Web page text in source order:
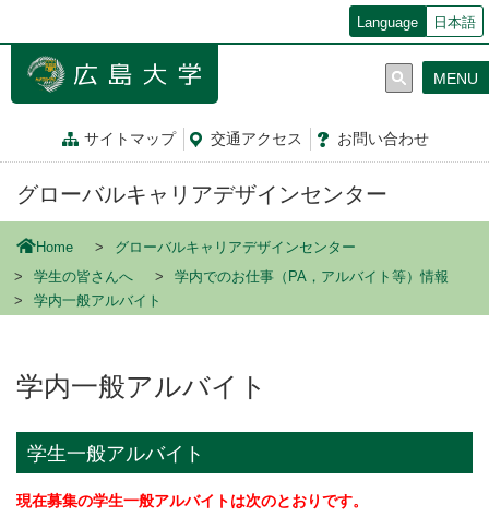
ン
Language 日本語
サイトマップ 交通アクセス お問い合わせ
MENU
グローバルキャリアデザインセンター
Home
グローバルキャリアデザインセンター
学生の皆さんへ
学内でのお仕事（PA，アルバイト等）情報
学内一般アルバイト
学内一般アルバイト
学生一般アルバイト
現在募集の学生一般アルバイトは次のとおりです。